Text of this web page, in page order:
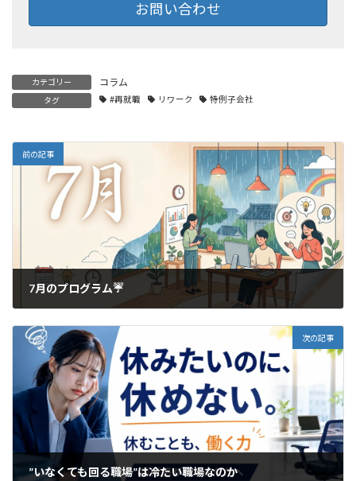
お問い合わせ
カテゴリー コラム
タグ #再就職 リワーク 特例子会社
前の記事
7月のプログラム☔
次の記事
”いなくても回る職場”は冷たい職場なのか